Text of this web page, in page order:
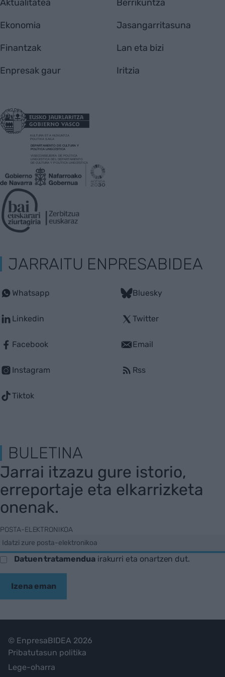
Aktualitatea
Ekonomia
Finantzak
Enpresak gaur
Berrikuntza
Jasangarritasuna
Lan eta bizi
Iritzia
JARRAITU ENPRESABIDEA
Whatsapp
Linkedin
Facebook
Instagram
Tiktok
Bluesky
Twitter
Email
Rss
BULETINA
Jarrai itzazu gure istorio,
erreportaje eta elkarrizketa
onenak.
POSTA-ELEKTRONIKOA
Datuen tratamenduairakurri eta onartzen dut.
Izena eman
© EnpresaBIDEA 2026
Pribatutasun politika
Lege-oharra